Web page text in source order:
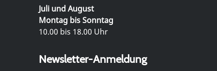
Juli und August
Montag bis Sonntag
10.00 bis 18.00 Uhr
Newsletter-Anmeldung